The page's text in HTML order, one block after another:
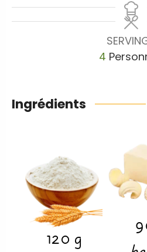
4
Ingrédients
120 g